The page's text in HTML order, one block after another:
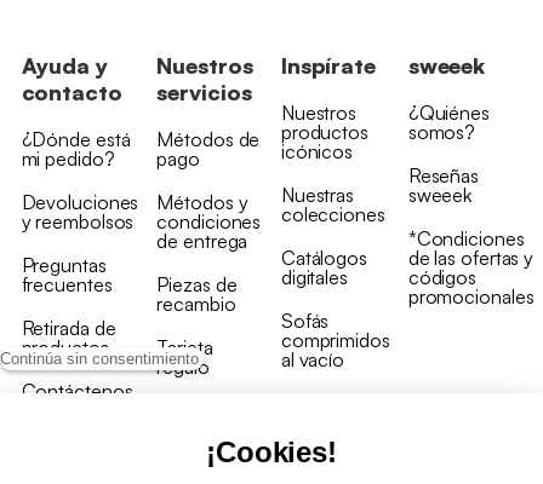
Continúa sin consentimiento
¡Cookies!
Ayuda y
contacto
¿Dónde está
mi pedido?
Devoluciones
y reembolsos
Preguntas
frecuentes
Retirada de
productos
Contáctenos
Nuestros
servicios
Métodos de
pago
Métodos y
condiciones
de entrega
Piezas de
recambio
Tarjeta
regalo
Inspírate
Nuestros
productos
icónicos
Nuestras
colecciones
Catálogos
digitales
Sofás
comprimidos
al vacío
sweeek
¿Quiénes
somos?
Reseñas
sweeek
*Condiciones
de las ofertas y
códigos
promocionales